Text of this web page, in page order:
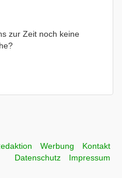
zur Zeit noch keine
Werbung
Kontakt
Datenschutz
Impressum